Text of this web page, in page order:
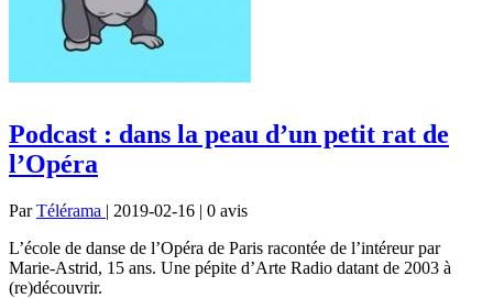
Podcast : dans la peau d’un petit rat de
l’Opéra
ParTélérama | 2019-02-16 | 0 avis
L’école de danse de l’Opéra de Paris racontée de l’intéreur par
Marie-Astrid, 15 ans. Une pépite d’Arte Radio datant de 2003 à
(re)découvrir.